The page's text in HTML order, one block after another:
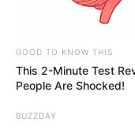
GOOD TO KNOW THIS
This 2-Minute Test
People Are Shocked!
BUZZDAY